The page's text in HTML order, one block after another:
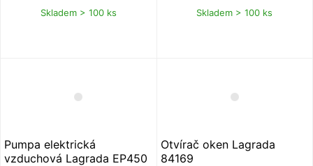
vyrobeny z uhlíkové lakované oceli.
Pogumování spolu s tvarem zamezuje
Skladem > 100 ks
plastové chrániče rohů, hmotnost 12,5
kg, rozměry (š x v x h): 900 x 1800 x
Skladem > 100 ks
Pumpa elektrická
vzduchová Lagrada EP450
Otvírač oken Lagrada
84169